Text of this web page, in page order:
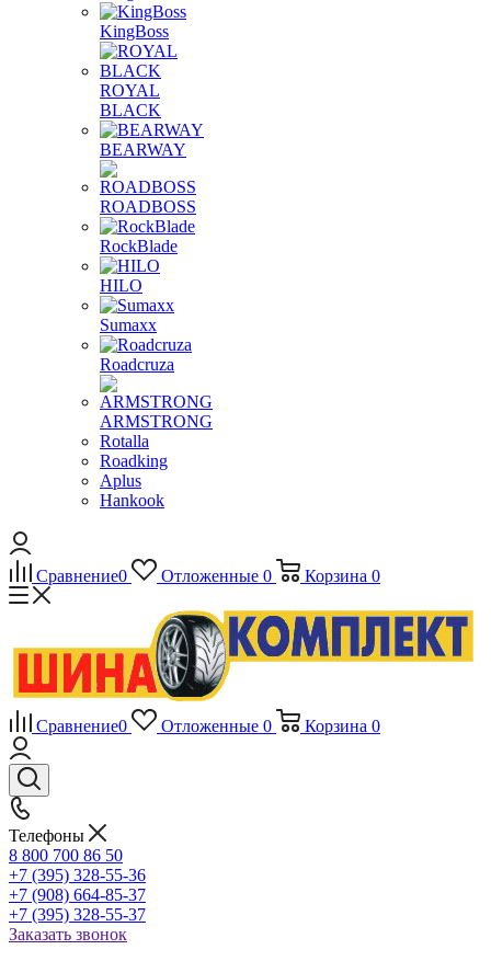
KingBoss
ROYAL
BLACK
BEARWAY
ROADBOSS
RockBlade
HILO
Sumaxx
Roadcruza
ARMSTRONG
Rotalla
Roadking
Aplus
Hankook
Сравнение0 Отложенные 0 Корзина 0
Сравнение0 Отложенные 0 Корзина 0
Телефоны
8 800 700 86 50
+7 (395) 328-55-36
+7 (908) 664-85-37
+7 (395) 328-55-37
Заказать звонок